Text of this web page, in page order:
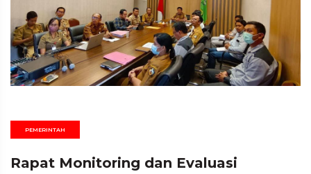
PEMERINTAH
Rapat Monitoring dan Evaluasi